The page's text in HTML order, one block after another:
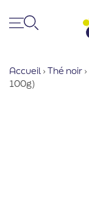
Accueil › Thé noir ›
100g)